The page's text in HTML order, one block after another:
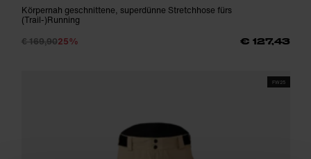
Körpernah geschnittene, superdünne Stretchhose fürs
(Trail-)Running
€ 169,9025% € 127,43
FW25